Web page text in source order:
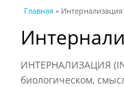
Вы здесь
Главная » Интернализация
ИНТЕРНАЛИЗАЦИЯ
биологическом,